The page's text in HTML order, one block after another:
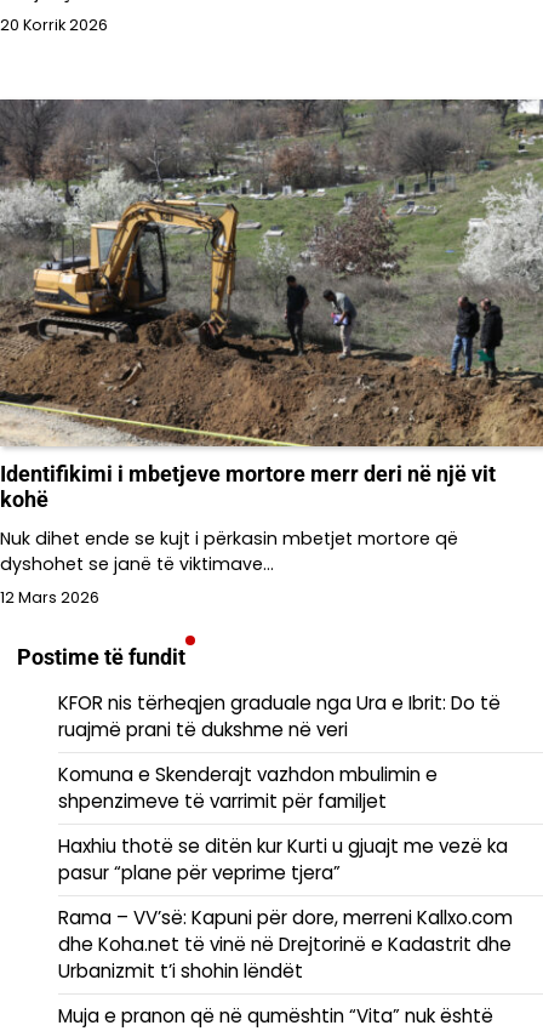
20 Korrik 2026
Identifikimi i mbetjeve mortore merr deri në një vit
kohë
Nuk dihet ende se kujt i përkasin mbetjet mortore që
dyshohet se janë të viktimave…
12 Mars 2026
Postime të fundit
KFOR nis tërheqjen graduale nga Ura e Ibrit: Do të
ruajmë prani të dukshme në veri
Komuna e Skenderajt vazhdon mbulimin e
shpenzimeve të varrimit për familjet
Haxhiu thotë se ditën kur Kurti u gjuajt me vezë ka
pasur “plane për veprime tjera”
Rama – VV’së: Kapuni për dore, merreni Kallxo.com
dhe Koha.net të vinë në Drejtorinë e Kadastrit dhe
Urbanizmit t’i shohin lëndët
Muja e pranon që në qumështin “Vita” nuk është